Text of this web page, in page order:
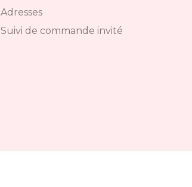
Adresses
Suivi de commande invité